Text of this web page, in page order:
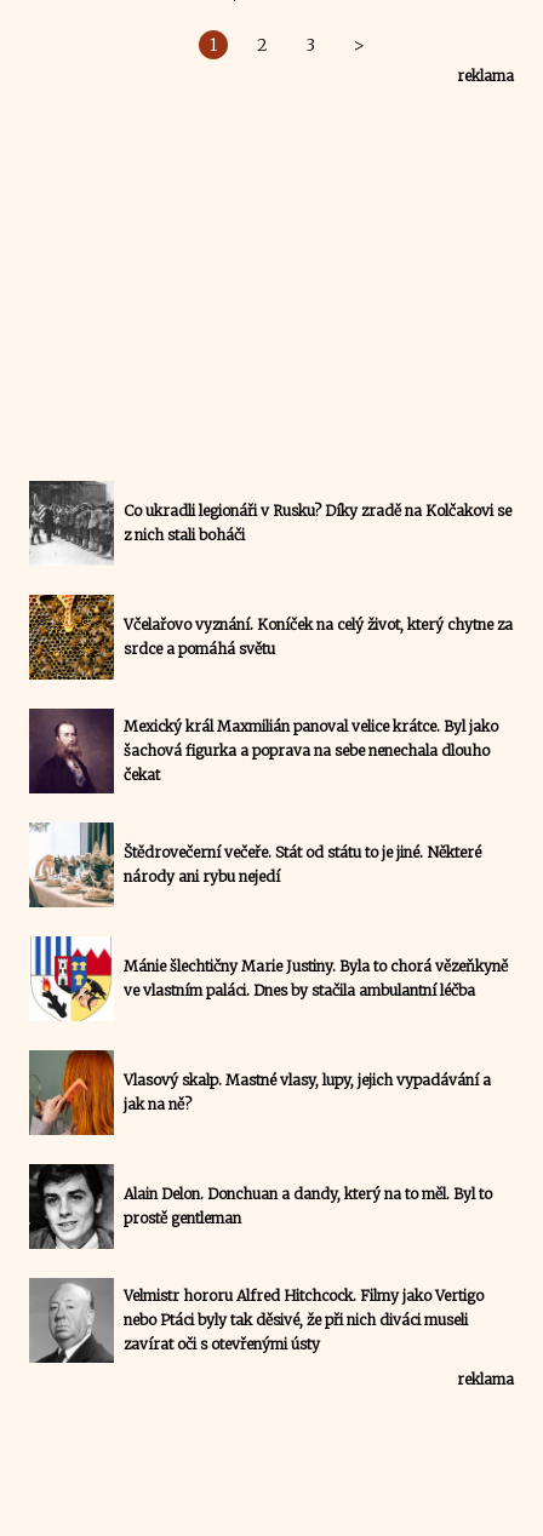
1 2 3 >
reklama
Co ukradli legionáři v Rusku? Díky zradě na Kolčakovi se
z nich stali boháči
Včelařovo vyznání. Koníček na celý život, který chytne za
srdce a pomáhá světu
Mexický král Maxmilián panoval velice krátce. Byl jako
šachová figurka a poprava na sebe nenechala dlouho
čekat
Štědrovečerní večeře. Stát od státu to je jiné. Některé
národy ani rybu nejedí
Mánie šlechtičny Marie Justiny. Byla to chorá vězeňkyně
ve vlastním paláci. Dnes by stačila ambulantní léčba
Vlasový skalp. Mastné vlasy, lupy, jejich vypadávání a
jak na ně?
Alain Delon. Donchuan a dandy, který na to měl. Byl to
prostě gentleman
Velmistr hororu Alfred Hitchcock. Filmy jako Vertigo
nebo Ptáci byly tak děsivé, že při nich diváci museli
zavírat oči s otevřenými ústy
reklama